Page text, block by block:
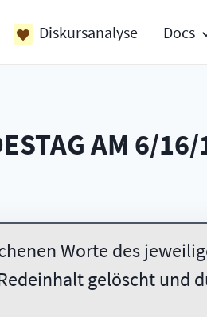
Diskursanalyse Docs
AM 6/16/
Worte des
gelöscht und